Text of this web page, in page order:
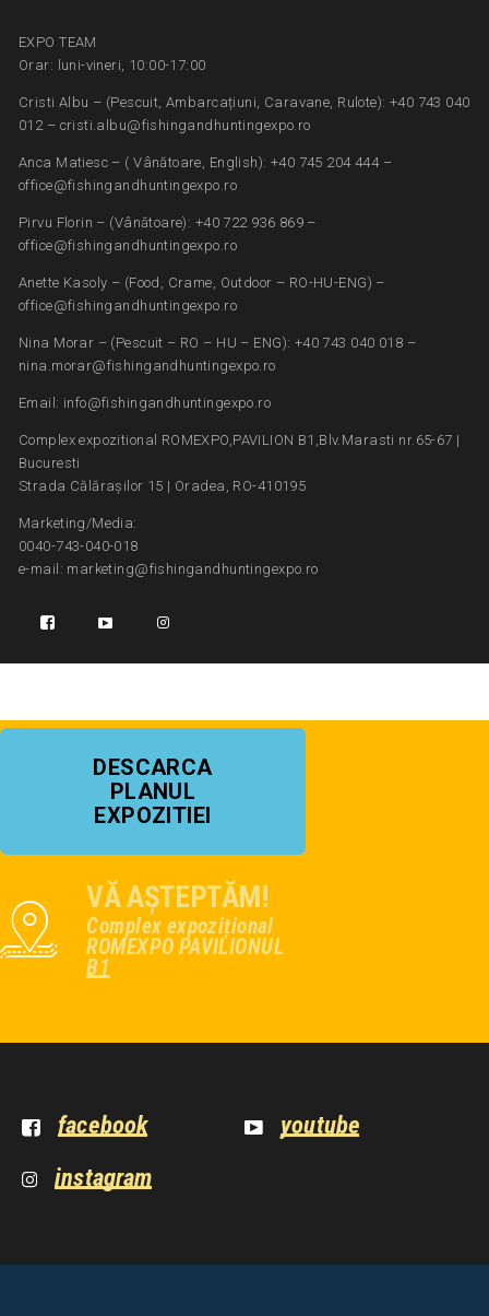
EXPO TEAM
Orar: luni-vineri, 10:00-17:00
Cristi Albu – (Pescuit, Ambarcațiuni, Caravane, Rulote): +40 743 040
012 – cristi.albu@fishingandhuntingexpo.ro
Anca Matiesc – ( Vânătoare, English): +40 745 204 444 –
office@fishingandhuntingexpo.ro
Pirvu Florin – (Vânătoare): +40 722 936 869 –
office@fishingandhuntingexpo.ro
Anette Kasoly – (Food, Crame, Outdoor – RO-HU-ENG) –
office@fishingandhuntingexpo.ro
Nina Morar – (Pescuit – RO – HU – ENG): +40 743 040 018 –
nina.morar@fishingandhuntingexpo.ro
Email: info@fishingandhuntingexpo.ro
Complex expozitional ROMEXPO,PAVILION B1,Blv.Marasti nr.65-67 |
Bucuresti
Strada Călărașilor 15 | Oradea, RO-410195
Marketing/Media:
0040-743-040-018
e-mail: marketing@fishingandhuntingexpo.ro
DESCARCA
PLANUL
EXPOZITIEI
VĂ AȘTEPTĂM!
Complex expozițional
ROMEXPO PAVILIONUL
B1
facebook
youtube
instagram